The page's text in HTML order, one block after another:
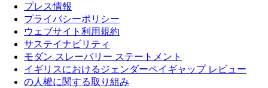
プレス情報
プライバシーポリシー
ウェブサイト利用規約
サステイナビリティ
モダン スレーバリー ステートメント
イギリスにおけるジェンダーペイギャップ レビュー
の人權に関する取り組み